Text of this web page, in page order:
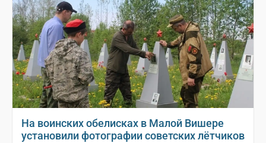
На воинских обелисках в Малой Вишере
установили фотографии советских лётчиков